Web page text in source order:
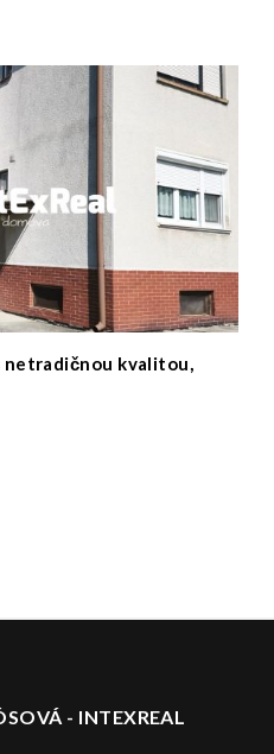
na predaj, Topoľnica,
- INTEXREAL